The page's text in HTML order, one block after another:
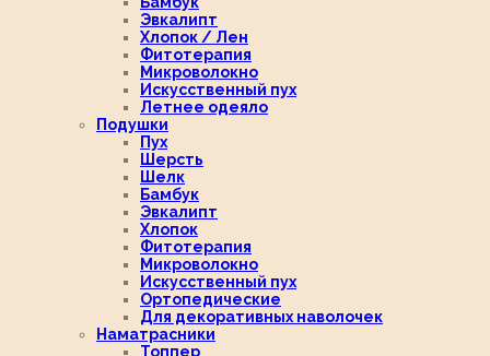
Эвкалипт
Хлопок / Лен
Фитотерапия
Микроволокно
Искусственный пух
Летнее одеяло
Подушки
Пух
Шерсть
Шелк
Бамбук
Эвкалипт
Хлопок
Фитотерапия
Микроволокно
Искусственный пух
Ортопедические
Для декоративных наволочек
Наматрасники
Топпер